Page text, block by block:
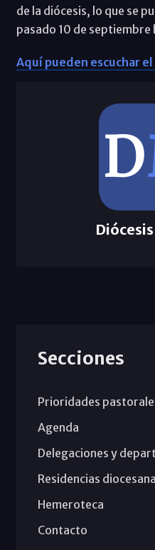
de la diócesis, lo que se
pasado 10 de
Aquí pueden escuchar
Secciones
Prioridades
Agenda
Delegaciones y
Residencias
Hemeroteca
Contacto